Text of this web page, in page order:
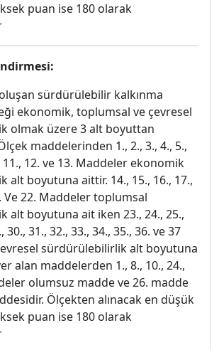
puan ise 180 olarak
sürdürülebilir kalkınma
ekonomik, toplumsal ve çevresel
olmak üzere 3 alt boyuttan
maddelerinden 1., 2., 3., 4., 5.,
11., 12. ve 13. Maddeler ekonomik
alt boyutuna aittir. 14., 15., 16., 17.,
Ve 22. Maddeler toplumsal
alt boyutuna ait iken 23., 24., 25.,
30., 31., 32., 33., 34., 35., 36. ve 37
sürdürülebilirlik alt boyutuna
alan maddelerden 1., 8., 10., 24.,
olumsuz madde ve 26. madde
Ölçekten alınacak en düşük
puan ise 180 olarak